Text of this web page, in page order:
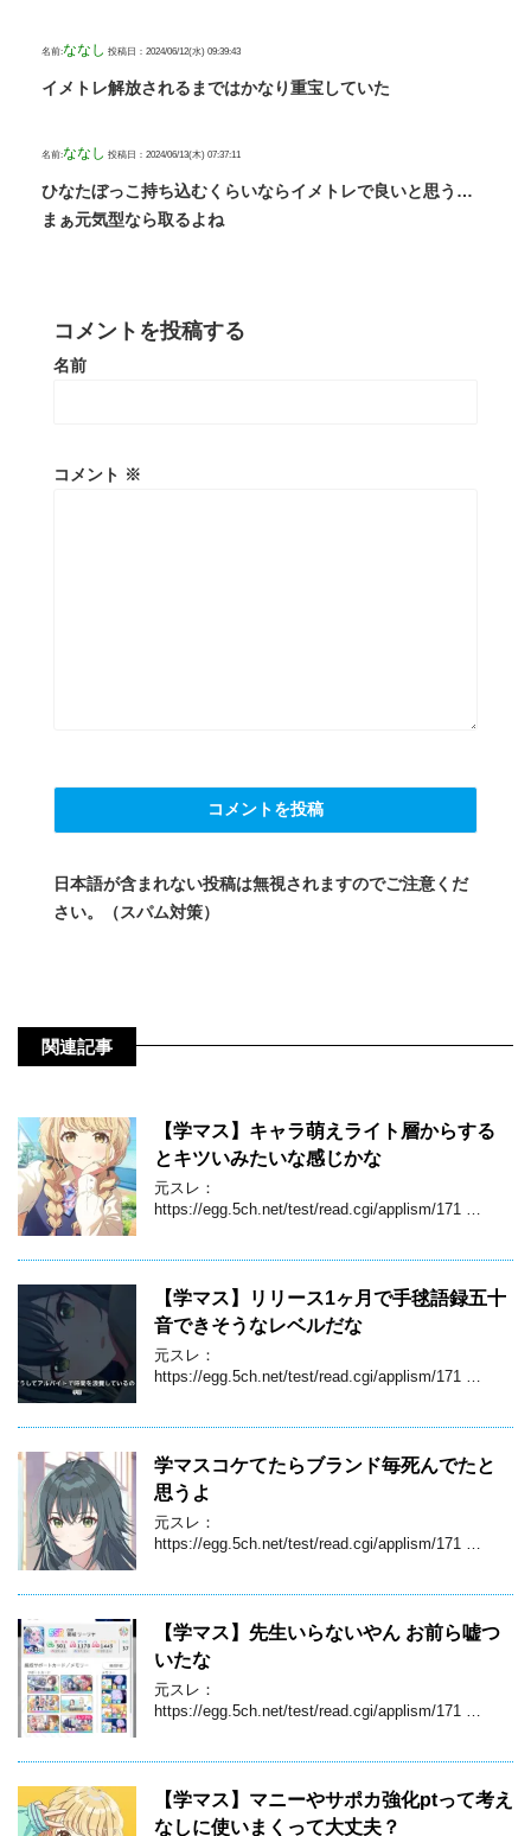
名前:ななし 投稿日：2024/06/12(水) 09:39:43
イメトレ解放されるまではかなり重宝していた
名前:ななし 投稿日：2024/06/13(木) 07:37:11
ひなたぼっこ持ち込むくらいならイメトレで良いと思う…
まぁ元気型なら取るよね
コメントを投稿する
名前
コメント ※
日本語が含まれない投稿は無視されますのでご注意くだ
さい。（スパム対策）
関連記事
【学マス】キャラ萌えライト層からする
とキツいみたいな感じかな
元スレ：
https://egg.5ch.net/test/read.cgi/applism/171 …
【学マス】リリース1ヶ月で手毬語録五十
音できそうなレベルだな
元スレ：
https://egg.5ch.net/test/read.cgi/applism/171 …
学マスコケてたらブランド毎死んでたと
思うよ
元スレ：
https://egg.5ch.net/test/read.cgi/applism/171 …
【学マス】先生いらないやん お前ら嘘つ
いたな
元スレ：
https://egg.5ch.net/test/read.cgi/applism/171 …
【学マス】マニーやサポカ強化ptって考え
なしに使いまくって大丈夫？